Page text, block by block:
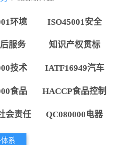
环境 ISO45001安全
服务 知识产权贯标
技术 IATF16949汽车
食品 HACCP食品控制
会责任 QC080000电器
系